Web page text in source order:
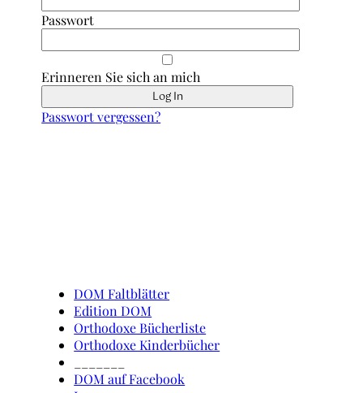
Passwort
Erinneren Sie sich an mich
Passwort vergessen?
DOM Faltblätter
Edition DOM
Orthodoxe Bücherliste
Orthodoxe Kinderbücher
DOM auf Facebook